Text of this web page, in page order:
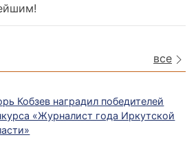
все
Кобзев наградил победителей
«Журналист года Иркутской